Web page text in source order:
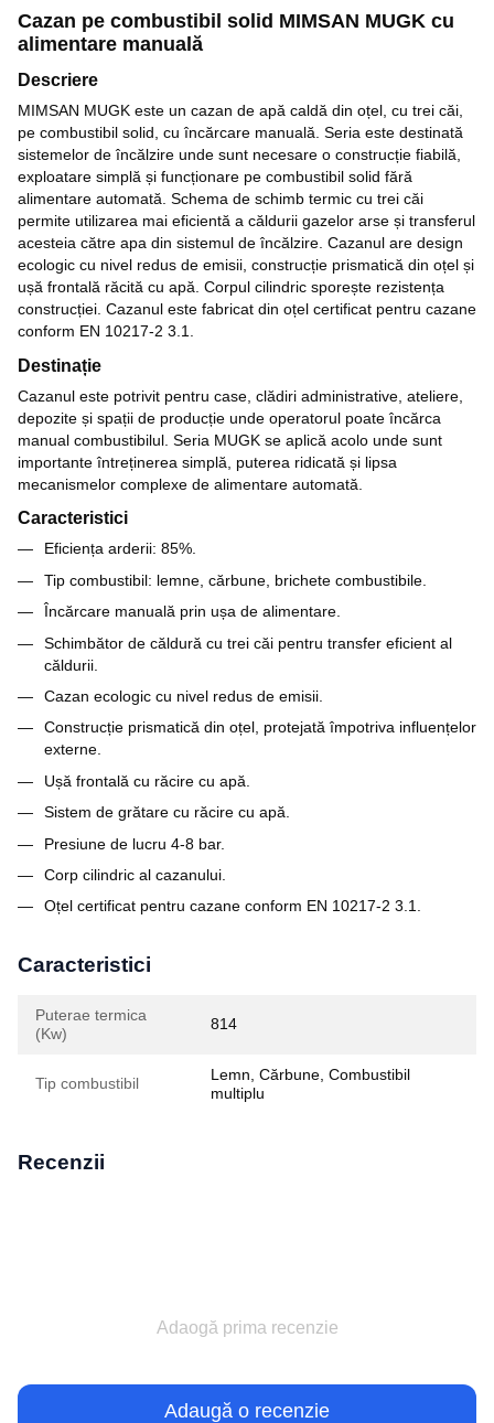
Cazan pe combustibil solid MIMSAN MUGK cu
alimentare manuală
Descriere
MIMSAN MUGK este un cazan de apă caldă din oțel, cu trei căi,
pe combustibil solid, cu încărcare manuală. Seria este destinată
sistemelor de încălzire unde sunt necesare o construcție fiabilă,
exploatare simplă și funcționare pe combustibil solid fără
alimentare automată. Schema de schimb termic cu trei căi
permite utilizarea mai eficientă a căldurii gazelor arse și transferul
acesteia către apa din sistemul de încălzire. Cazanul are design
ecologic cu nivel redus de emisii, construcție prismatică din oțel și
ușă frontală răcită cu apă. Corpul cilindric sporește rezistența
construcției. Cazanul este fabricat din oțel certificat pentru cazane
conform EN 10217-2 3.1.
Destinație
Cazanul este potrivit pentru case, clădiri administrative, ateliere,
depozite și spații de producție unde operatorul poate încărca
manual combustibilul. Seria MUGK se aplică acolo unde sunt
importante întreținerea simplă, puterea ridicată și lipsa
mecanismelor complexe de alimentare automată.
Caracteristici
Eficiența arderii: 85%.
Tip combustibil: lemne, cărbune, brichete combustibile.
Încărcare manuală prin ușa de alimentare.
Schimbător de căldură cu trei căi pentru transfer eficient al
căldurii.
Cazan ecologic cu nivel redus de emisii.
Construcție prismatică din oțel, protejată împotriva influențelor
externe.
Ușă frontală cu răcire cu apă.
Sistem de grătare cu răcire cu apă.
Presiune de lucru 4-8 bar.
Corp cilindric al cazanului.
Oțel certificat pentru cazane conform EN 10217-2 3.1.
Caracteristici
Puterae termica
(Kw)
814
Tip combustibil
Lemn, Cărbune, Combustibil
multiplu
Recenzii
Adaogă prima recenzie
Adaugă o recenzie